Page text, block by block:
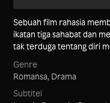
Sebuah film rahasia
ikatan tiga sahabat dan
tak terduga tentang diri
Genre
Romansa, Drama
Subtitel